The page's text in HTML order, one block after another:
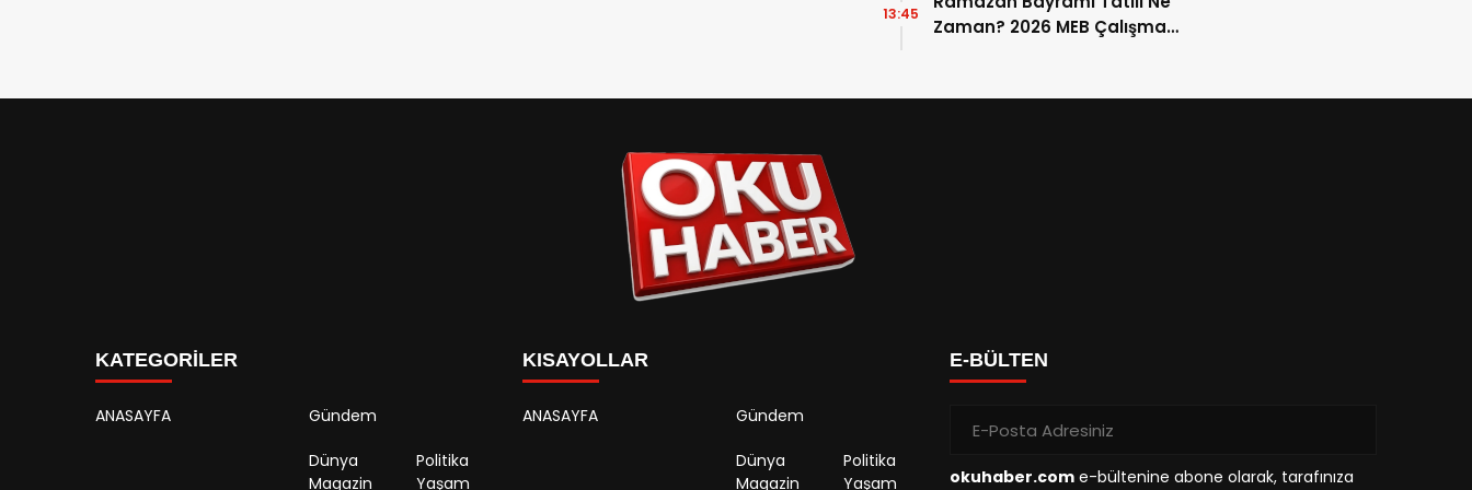
Zaman? 2026 MEB Çalışma
13:45
KATEGORİLER
ANASAYFA Gündem
Dünya
Politika
Magazin
Yaşam
KISAYOLLAR
ANASAYFA Gündem
Dünya
Politika
Magazin
Yaşam
E-BÜLTEN
okuhaber.com e-bültenine abone olarak, tarafınıza